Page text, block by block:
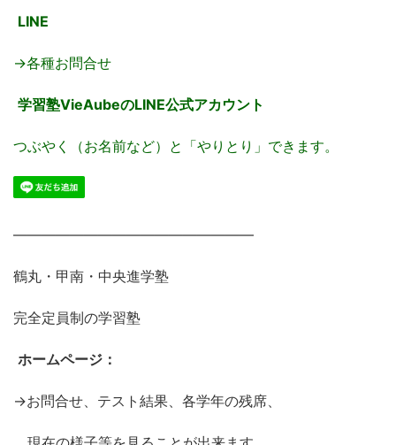
LINE
→各種お問合せ
学習塾VieAubeのLINE公式アカウント
つぶやく（お名前など）と「やりとり」できます。
―――――――――――――――――
鶴丸・甲南・中央進学塾
完全定員制の学習塾
ホームページ：
→お問合せ、テスト結果、各学年の残席、